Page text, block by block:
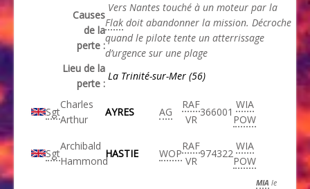
Causes
de la
perte :
Vers Nantes touché à un moteur par la
Flak doit abandonner la mission. Décroche
quand le pilote tente un atterrissage
d’urgence sur une plage
Lieu de la
perte :
La Trinité-sur-Mer (56)
Sgt
Charles
Arthur
AYRES AG
RAF
VR
366001
WIA
POW
Sgt
Archibald
Hammond
HASTIE WOP
RAF
VR
974322
WIA
POW
MIA le